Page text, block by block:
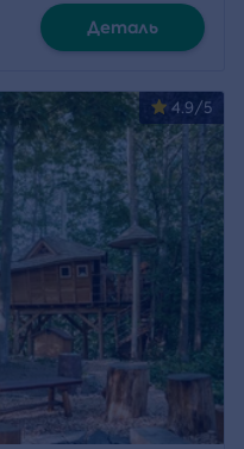
Деталь
4.9/5